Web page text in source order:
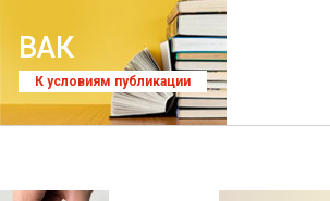
ВАК
К условиям публикации